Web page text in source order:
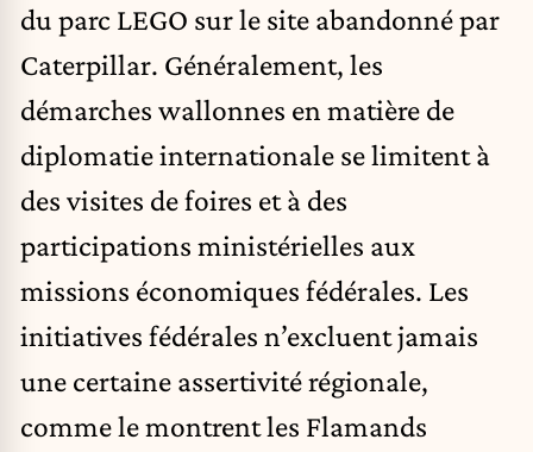
du parc LEGO sur le site abandonné par
Caterpillar. Généralement, les
démarches wallonnes en matière de
diplomatie internationale se limitent à
des visites de foires et à des
participations ministérielles aux
missions économiques fédérales. Les
initiatives fédérales n’excluent jamais
une certaine assertivité régionale,
comme le montrent les Flamands